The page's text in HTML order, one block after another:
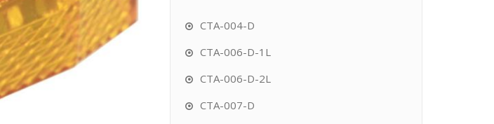
CTA-004-D
CTA-006-D-1L
CTA-006-D-2L
CTA-007-D